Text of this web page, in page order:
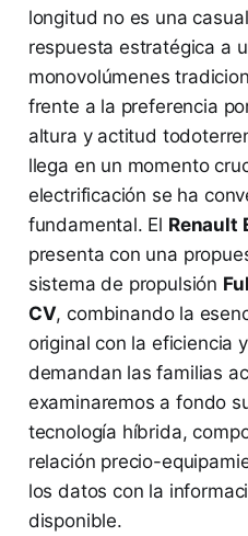
longitud no es una
respuesta estratégica a
monovolúmenes
frente a la preferencia
altura y actitud
llega en un momento
electrificación se ha
fundamental. El Renault
presenta con una
sistema de propulsión
CV, combinando la
original con la eficiencia
demandan las familias
examinaremos a fondo
tecnología híbrida,
relación precio-
los datos con la
disponible.